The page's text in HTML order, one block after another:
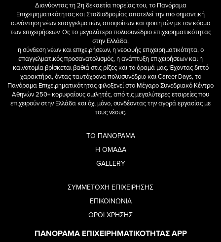
Διανύοντας τη 2η δεκαετία πορείας του, το Πανόραμα
Επιχειρηματικότητας και Σταδιοδρομίας αποτελεί την πιο σημαντική
συνάντηση νέων επαγγελματιών, αποφοίτων και φοιτητών με τον κόσμο
των επιχειρήσεων. Ως το μεγαλύτερο πολυσυνέδριο επιχειρηματικότητας
στην Ελλάδα,
η σύνδεση νέων και επιχειρήσεων, η νεοφυής επιχειρηματικότητα, ο
επαγγελματικός προσανατολισμός, η ανάπτυξη επιχειρήσεων και η
καινοτομία βρίσκεται βαθιά στις ρίζες και το όραμά μας. Έχοντας διττό
χαρακτήρα, όντας ταυτόχρονα πολυσυνέδριο και Career Days, το
Πανόραμα Επιχειρηματικότητας φιλοξενεί στο Μέγαρο Συνεδριακό Κέντρο
Αθηνών 250+ κορυφαίους ομιλητές, από τις μεγαλύτερες εταιρείες που
επιχειρούν στην Ελλάδα και όχι μόνο, συνδέοντας την αγορά εργασίας με
τους νέους.
ΤΟ ΠΑΝΟΡΑΜΑ
Η ΟΜΑΔΑ
GALLERY
ΣΥΜΜΕΤΟΧΗ ΕΠΙΧΕΙΡΗΣΗΣ
ΕΠΙΚΟΙΝΩΝΙΑ
ΟΡΟΙ ΧΡΗΣΗΣ
ΠΑΝΟΡΑΜΑ ΕΠΙΧΕΙΡΗΜΑΤΙΚΟΤΗΤΑΣ APP